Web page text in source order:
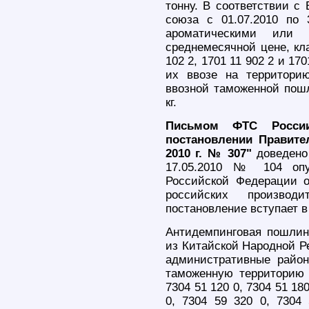
тонну. В соответствии
союза с 01.07.2010 по
ароматическими или
среднемесячной цене,
102 2, 1701 11 902 2 и
их ввозе на
ввозной таможенной
кг.
Письмом ФТС
постановлении
2010 г. № 307"
17.05.2010 № 104
Российской
российских
постановление вступает
Антидемпинговая
из Китайской Народной
административные
таможенную
7304 51 120 0, 7304 51
0, 7304 59 320 0,